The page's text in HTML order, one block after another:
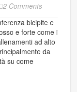
2 Comments
bicipite e
e forte come i
ad alto
da
su come